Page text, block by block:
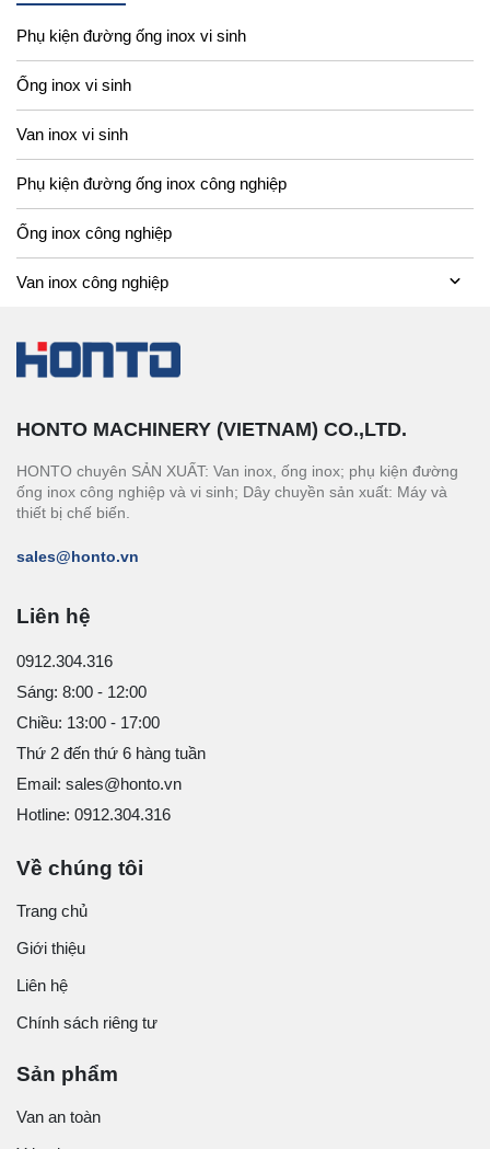
Phụ kiện đường ống inox vi sinh
Ống inox vi sinh
Van inox vi sinh
Phụ kiện đường ống inox công nghiệp
Ống inox công nghiệp
Van inox công nghiệp
HONTO MACHINERY (VIETNAM) CO.,LTD.
HONTO chuyên SẢN XUẤT: Van inox, ống inox; phụ kiện đường
ống inox công nghiệp và vi sinh; Dây chuyền sản xuất: Máy và
thiết bị chế biến.
sales@honto.vn
Liên hệ
0912.304.316
Sáng: 8:00 - 12:00
Chiều: 13:00 - 17:00
Thứ 2 đến thứ 6 hàng tuần
Email: sales@honto.vn
Hotline: 0912.304.316
Về chúng tôi
Trang chủ
Giới thiệu
Liên hệ
Chính sách riêng tư
Sản phẩm
Van an toàn